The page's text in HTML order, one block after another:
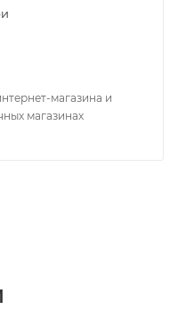
магазина и
магазинах